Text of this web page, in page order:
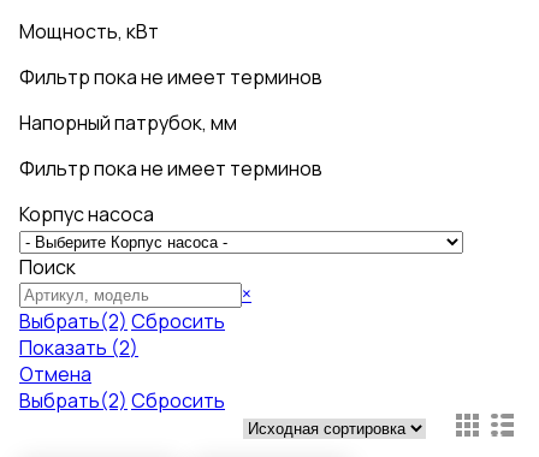
Мощность, кВт
Фильтр пока не имеет терминов
Напорный патрубок, мм
Фильтр пока не имеет терминов
Корпус насоса
Поиск
Поиск
×
Выбрать(2) Сбросить
Показать (2)
Отмена
Выбрать(2) Сбросить